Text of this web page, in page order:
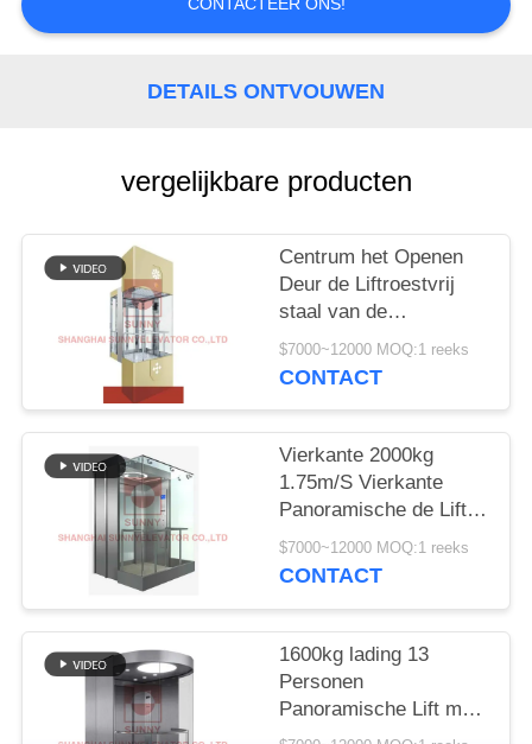
SITEMAP
CONTACTEER ONS!
DETAILS ONTVOUWEN
vergelijkbare producten
Centrum het Openen
Deur de Liftroestvrij
staal van de
Sightseeingspassagier
$7000~12000 MOQ:1 reeks
CONTACT
Vierkante 2000kg
1.75m/S Vierkante
Panoramische de Liftlift
van Ce voor
Supermarkt
$7000~12000 MOQ:1 reeks
CONTACT
1600kg lading 13
Personen
Panoramische Lift met
Lang Haarroestvrij